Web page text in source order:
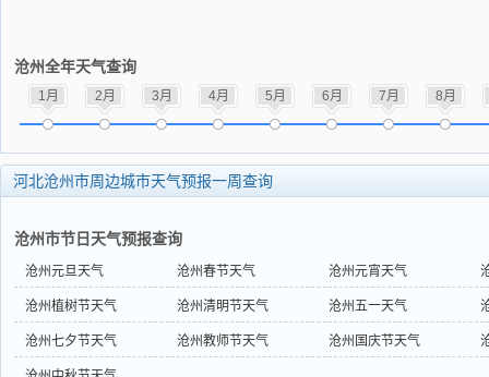
沧州全年天气查询
1月 2月 3月 4月 5月 6月 7月 8月
河北沧州市周边城市天气预报一周查询
沧州市节日天气预报查询
沧州元旦天气 沧州春节天气 沧州元宵天气
沧州植树节天气 沧州清明节天气 沧州五一天气
沧州七夕节天气 沧州教师节天气 沧州国庆节天气